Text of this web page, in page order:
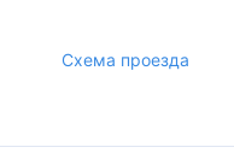
Cхема проезда